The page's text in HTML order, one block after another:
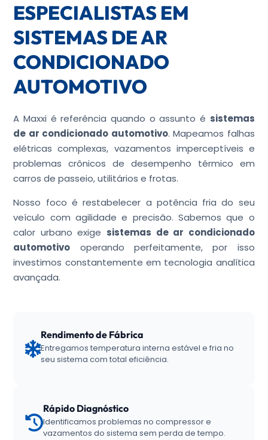
ESPECIALISTAS EM
SISTEMAS DE AR
CONDICIONADO
AUTOMOTIVO
A Maxxi é referência quando o assunto é sistemas
de ar condicionado automotivo. Mapeamos falhas
elétricas complexas, vazamentos imperceptíveis e
problemas crônicos de desempenho térmico em
carros de passeio, utilitários e frotas.
Nosso foco é restabelecer a potência fria do seu
veículo com agilidade e precisão. Sabemos que o
calor urbano exige sistemas de ar condicionado
automotivo operando perfeitamente, por isso
investimos constantemente em tecnologia analítica
avançada.
Rendimento de Fábrica
Entregamos temperatura interna estável e fria no
seu sistema com total eficiência.
Rápido Diagnóstico
Identificamos problemas no compressor e
vazamentos do sistema sem perda de tempo.